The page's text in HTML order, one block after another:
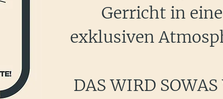
Gerricht in
exklusiven
DAS WIRD SOWAS